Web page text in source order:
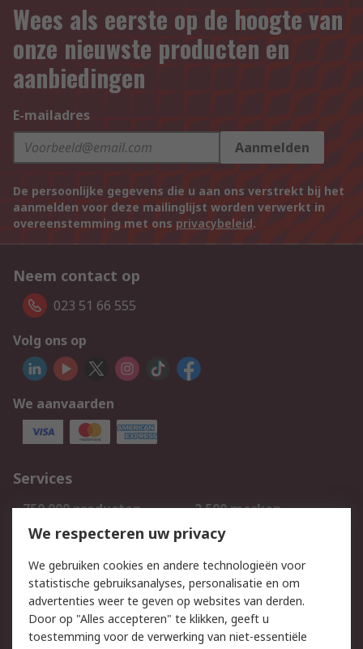
Wees als eerste op de hoogte van
onze nieuwste producten en
aanbiedingen
E-mailadres
Aanmelden
De persoonlijke gegevens die u aan ons verstrekt bij het
aanmelden voor deze mailinglijst worden verwerkt in
overeenstemming met ons privacybeleid.
Neem contact op
023 51 66 555
Volg ons op
We aanvaarden
Services
750.000 producten
2.500 merken
Bestellen
Inkoopoplossingen
Track & Trace
Wettelijk
We respecteren uw privacy
We gebruiken cookies en andere technologieën voor
statistische gebruiksanalyses, personalisatie en om
advertenties weer te geven op websites van derden.
Door op "Alles accepteren" te klikken, geeft u
toestemming voor de verwerking van niet-essentiële